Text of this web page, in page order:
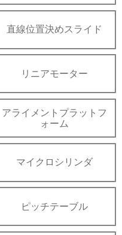
直線位置決めスライド
リニアモーター
アライメントプラットフ
ォーム
マイクロシリンダ
ピッチテーブル